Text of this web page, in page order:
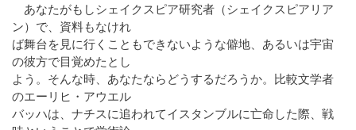
あなたがもしシェイクスピア研究者（シェイクスピアリア
ン）で、資料もなけれ
ば舞台を見に行くこともできないような僻地、あるいは宇宙
の彼方で目覚めたとし
よう。そんな時、あなたならどうするだろうか。比較文学者
のエーリヒ・アウエル
バッハは、ナチスに追われてイスタンブルに亡命した際、戦